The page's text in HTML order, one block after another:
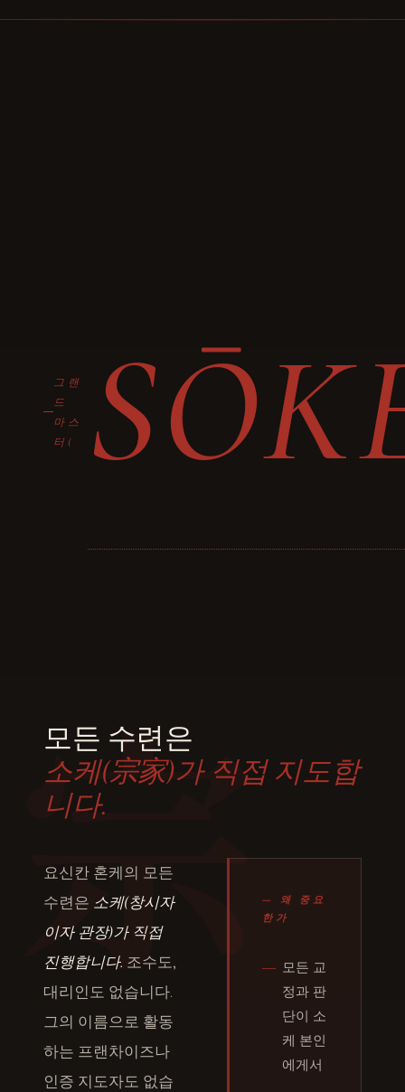
宗
그랜
드
마스
터(
모든 수련은
소케(宗家)가 직접 지도합
니다.
요신칸 혼케의 모든
수련은 소케(창시자
이자 관장)가 직접
진행합니다. 조수도,
대리인도 없습니다.
그의 이름으로 활동
하는 프랜차이즈나
인증 지도자도 없습
— 왜 중요
한가
― 모든 교
정과 판
단이 소
케 본인
에게서